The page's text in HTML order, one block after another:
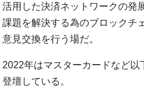
活用した決済ネットワークの発
課題を解決する為のブロックチ
意見交換を行う場だ。
2022年はマスターカードなど
登壇している。